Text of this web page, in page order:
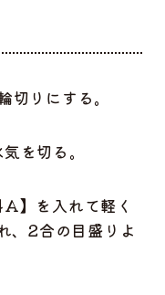
りにする。
を切る。
】を入れて軽く
、2合の目盛りよ